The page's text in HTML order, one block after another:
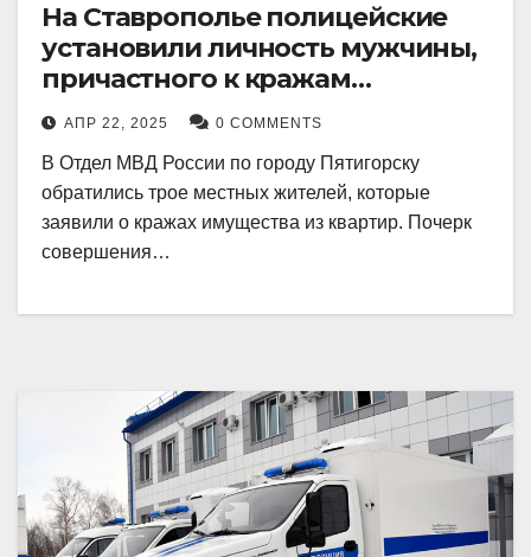
На Ставрополье полицейские
установили личность мужчины,
причастного к кражам
имущества из квартир в
Пятигорске
АПР 22, 2025 0 COMMENTS
В Отдел МВД России по городу Пятигорску
обратились трое местных жителей, которые
заявили о кражах имущества из квартир. Почерк
совершения…